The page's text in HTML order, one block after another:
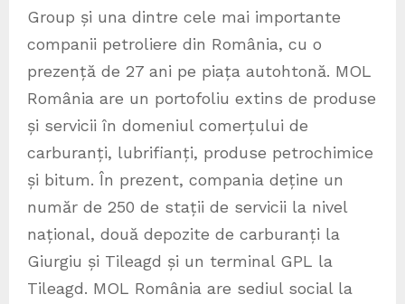
Group și una dintre cele mai importante
companii petroliere din România, cu o
prezență de 27 ani pe piața autohtonă. MOL
România are un portofoliu extins de produse
și servicii în domeniul comerțului de
carburanți, lubrifianți, produse petrochimice
și bitum. În prezent, compania deține un
număr de 250 de stații de servicii la nivel
național, două depozite de carburanți la
Giurgiu și Tileagd și un terminal GPL la
Tileagd. MOL România are sediul social la